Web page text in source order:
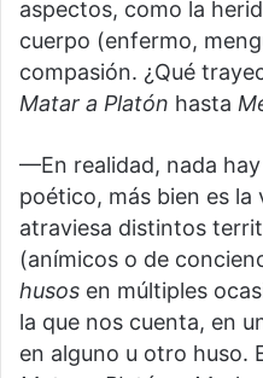
aspectos, como la
cuerpo (enfermo,
compasión. ¿Qué
Matar a Platón hasta
—En realidad, nada
poético, más bien es la
atraviesa distintos
(anímicos o de
husos en múltiples
la que nos cuenta, en
en alguno u otro huso.